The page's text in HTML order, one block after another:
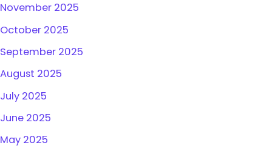
November 2025
October 2025
September 2025
August 2025
July 2025
June 2025
May 2025